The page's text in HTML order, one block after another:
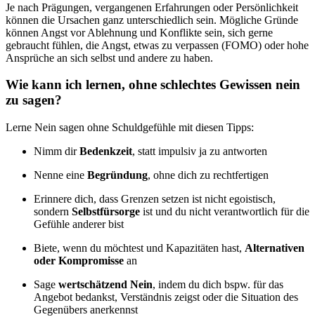
Je nach Prägungen, vergangenen Erfahrungen oder Persönlichkeit
können die Ursachen ganz unterschiedlich sein. Mögliche Gründe
können Angst vor Ablehnung und Konflikte sein, sich gerne
gebraucht fühlen, die Angst, etwas zu verpassen (FOMO) oder hohe
Ansprüche an sich selbst und andere zu haben.
Wie kann ich lernen, ohne schlechtes Gewissen nein
zu sagen?
Lerne Nein sagen ohne Schuldgefühle mit diesen Tipps:
Nimm dirBedenkzeit, statt impulsiv ja zu antworten
Nenne eine Begründung, ohne dich zu rechtfertigen
Erinnere dich, dass Grenzen setzen ist nicht egoistisch,
sondern Selbstfürsorge ist und du nicht verantwortlich für die
Gefühle anderer bist
Biete, wenn du möchtest und Kapazitäten hast, Alternativen
oder Kompromisse an
Sage wertschätzend Nein, indem du dich bspw. für das
Angebot bedankst, Verständnis zeigst oder die Situation des
Gegenübers anerkennst